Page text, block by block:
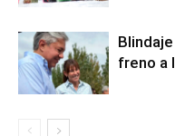
freno a